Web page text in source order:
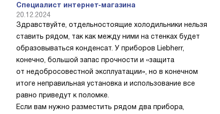
Специалист интернет-магазина
20.12.2024
Здравствуйте, отдельностоящие холодильники нельзя
ставить рядом, так как между ними на стенках будет
образовываться конденсат. У приборов Liebherr,
конечно, большой запас прочности и «защита
от недобросовестной эксплуатации», но в конечном
итоге неправильная установка и использование все
равно приведут к поломке.
Если вам нужно разместить рядом два прибора,